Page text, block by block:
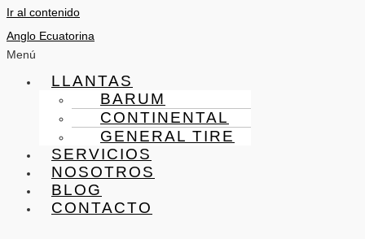
Ir al contenido
Anglo Ecuatorina
Menú
LLANTAS
BARUM
CONTINENTAL
GENERAL TIRE
SERVICIOS
NOSOTROS
BLOG
CONTACTO